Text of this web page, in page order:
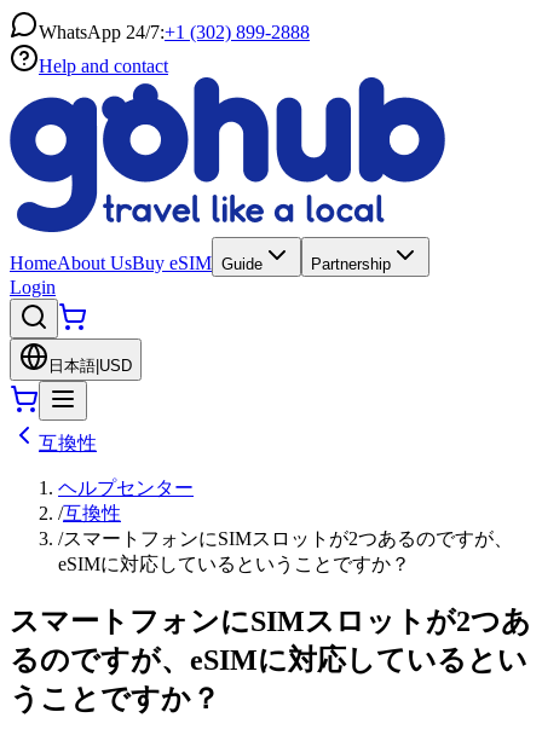
WhatsApp 24/7:+1 (302) 899-2888
Help and contact
HomeAbout UsBuy eSIM Guide Partnership
Login
日本語 USD
互換性
ヘルプセンター
/互換性
/スマートフォンにSIMスロットが2つあるのですが、
eSIMに対応しているということですか？
スマートフォンにSIMスロットが2つあ
るのですが、eSIMに対応しているとい
うことですか？